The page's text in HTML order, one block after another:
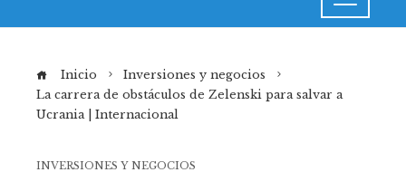
Inicio
Inversiones y negocios
La carrera de obstáculos de Zelenski para salvar a
Ucrania | Internacional
INVERSIONES Y NEGOCIOS